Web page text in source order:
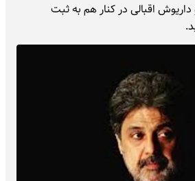
اقبالی در کنار هم به ثبت